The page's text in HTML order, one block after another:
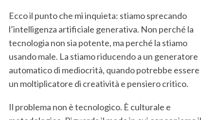
Ecco il punto che mi inquieta: stiamo sprecando
l’intelligenza artificiale generativa. Non perché la
tecnologia non sia potente, ma perché la stiamo
usando male. La stiamo riducendo a un generatore
automatico di mediocrità, quando potrebbe essere
un moltiplicatore di creatività e pensiero critico.
Il problema non è tecnologico. È culturale e